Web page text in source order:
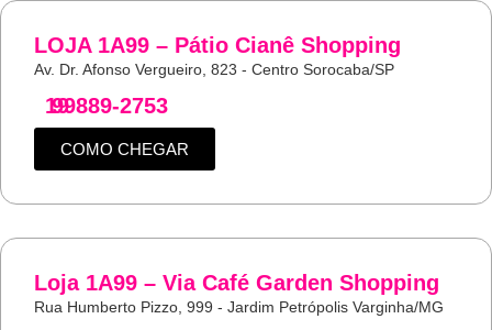
LOJA 1A99 – Pátio Cianê Shopping
Av. Dr. Afonso Vergueiro, 823 - Centro Sorocaba/SP
19
99889-2753
COMO CHEGAR
Loja 1A99 – Via Café Garden Shopping
Rua Humberto Pizzo, 999 - Jardim Petrópolis Varginha/MG